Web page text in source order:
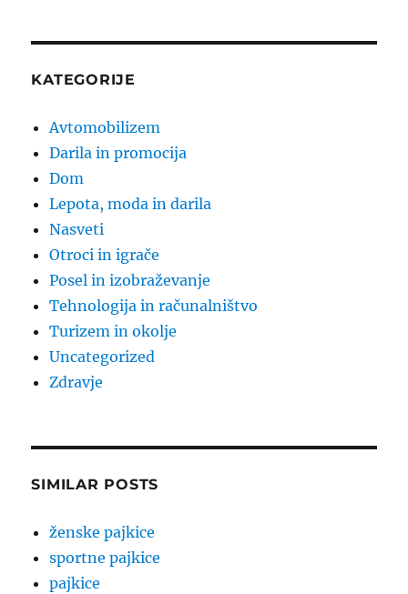
KATEGORIJE
Avtomobilizem
Darila in promocija
Dom
Lepota, moda in darila
Nasveti
Otroci in igrače
Posel in izobraževanje
Tehnologija in računalništvo
Turizem in okolje
Uncategorized
Zdravje
SIMILAR POSTS
ženske pajkice
sportne pajkice
pajkice